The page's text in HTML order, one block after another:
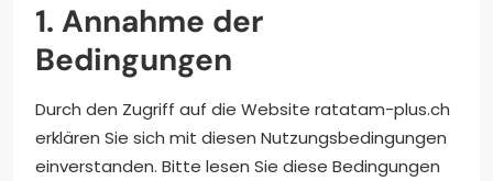
content1. Annahme der
Bedingungen
Durch den Zugriff auf die Website ratatam-plus.ch
erklären Sie sich mit diesen Nutzungsbedingungen
einverstanden. Bitte lesen Sie diese Bedingungen